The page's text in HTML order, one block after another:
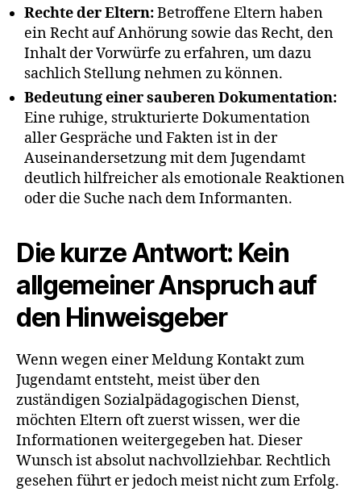
Rechte der Eltern:Betroffene Eltern haben
ein Recht auf Anhörung sowie das Recht, den
Inhalt der Vorwürfe zu erfahren, um dazu
sachlich Stellung nehmen zu können.
Bedeutung einer sauberen Dokumentation:
Eine ruhige, strukturierte Dokumentation
aller Gespräche und Fakten ist in der
Auseinandersetzung mit dem Jugendamt
deutlich hilfreicher als emotionale Reaktionen
oder die Suche nach dem Informanten.
Die kurze Antwort: Kein
allgemeiner Anspruch auf
den Hinweisgeber
Wenn wegen einer Meldung Kontakt zum
Jugendamt entsteht, meist über den
zuständigen Sozialpädagogischen Dienst,
möchten Eltern oft zuerst wissen, wer die
Informationen weitergegeben hat. Dieser
Wunsch ist absolut nachvollziehbar. Rechtlich
gesehen führt er jedoch meist nicht zum Erfolg.